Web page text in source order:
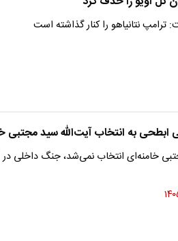
ترامپ نتانیاهو را کنار گذاشته است
به انتخاب آیت‌الله سید مجتبی
خامنه‌ای انتخاب نمی‌شد، جنگ داخلی در